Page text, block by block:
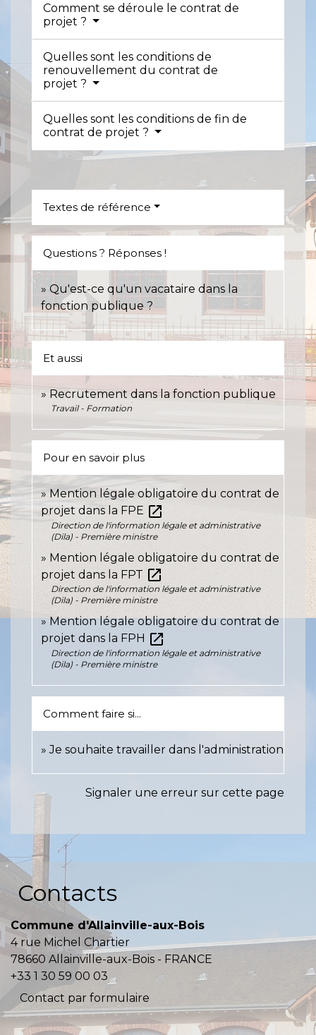
Comment se déroule le contrat de
projet ?
Quelles sont les conditions de
renouvellement du contrat de
projet ?
Quelles sont les conditions de fin de
contrat de projet ?
Textes de référence
Questions ? Réponses !
Qu'est-ce qu'un vacataire dans la
fonction publique ?
Et aussi
Recrutement dans la fonction publique
Travail - Formation
Pour en savoir plus
Mention légale obligatoire du contrat de
projet dans la FPE open_in_new
Direction de l'information légale et administrative
(Dila) - Première ministre
Mention légale obligatoire du contrat de
projet dans la FPT open_in_new
Direction de l'information légale et administrative
(Dila) - Première ministre
Mention légale obligatoire du contrat de
projet dans la FPH open_in_new
Direction de l'information légale et administrative
(Dila) - Première ministre
Comment faire si...
Je souhaite travailler dans l'administration
Signaler une erreur sur cette page
Contacts
Commune d'Allainville-aux-Bois
4 rue Michel Chartier
78660 Allainville-aux-Bois - FRANCE
+33 1 30 59 00 03
Contact par formulaire